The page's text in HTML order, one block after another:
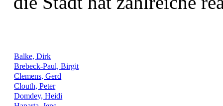
Balke, Dirk
Brebeck-Paul, Birgit
Clemens, Gerd
Clouth, Peter
Domdey, Heidi